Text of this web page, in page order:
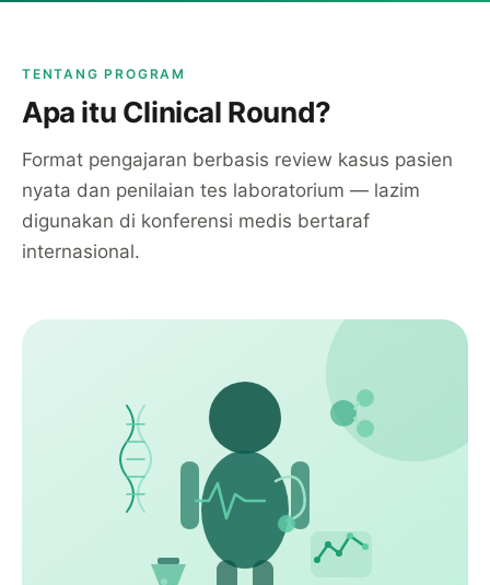
TENTANG PROGRAM
Apa itu Clinical Round?
Format pengajaran berbasis review kasus pasien
nyata dan penilaian tes laboratorium — lazim
digunakan di konferensi medis bertaraf
internasional.